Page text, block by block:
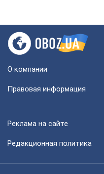
О компании
Правовая информация
Реклама на сайте
Редакционная политика